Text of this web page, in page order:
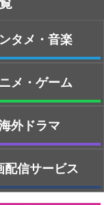
タメ・音楽
メ・ゲーム
外ドラマ
配信サービス